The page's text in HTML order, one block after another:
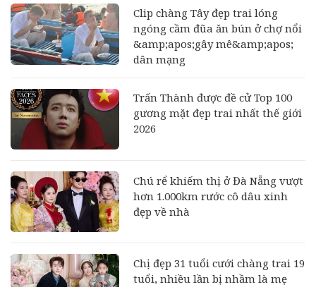
Clip chàng Tây đẹp trai lóng
ngóng cầm đũa ăn bún ở chợ nổi
&amp;apos;gây mê&amp;apos;
dân mạng
Trấn Thành được đề cử Top 100
gương mặt đẹp trai nhất thế giới
2026
Chú rể khiếm thị ở Đà Nẵng vượt
hơn 1.000km rước cô dâu xinh
đẹp về nhà
Chị đẹp 31 tuổi cưới chàng trai 19
tuổi, nhiều lần bị nhầm là mẹ